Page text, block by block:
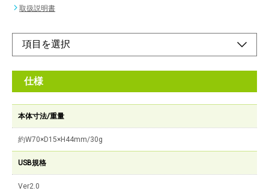
取扱説明書
仕様
本体寸法/重量
約W70×D15×H44mm/30g
USB規格
Ver2.0